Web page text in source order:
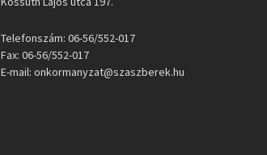
Telefonszám: 06-56/552-017
Fax: 06-56/552-017
E-mail: onkormanyzat@szaszberek.hu